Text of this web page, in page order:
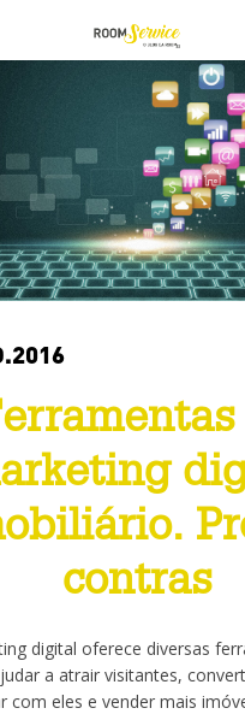
contras
digital oferece diversas
a atrair visitantes,
com eles e vender mais